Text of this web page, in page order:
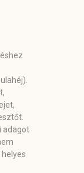
adagot